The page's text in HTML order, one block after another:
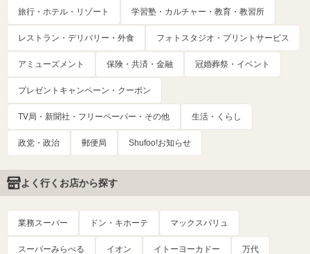
旅行・ホテル・リゾート 学習塾・カルチャー・教育・教習所
レストラン・デリバリー・外食 フォトスタジオ・プリントサービス
アミューズメント 保険・共済・金融 冠婚葬祭・イベント
プレゼントキャンペーン・クーポン
TV局・新聞社・フリーペーパー・その他 生活・くらし
政党・政治 郵便局 Shufoo!お知らせ
よく行くお店から探す
業務スーパー ドン・キホーテ マックスバリュ
スーパーみらべる イオン イトーヨーカドー 万代